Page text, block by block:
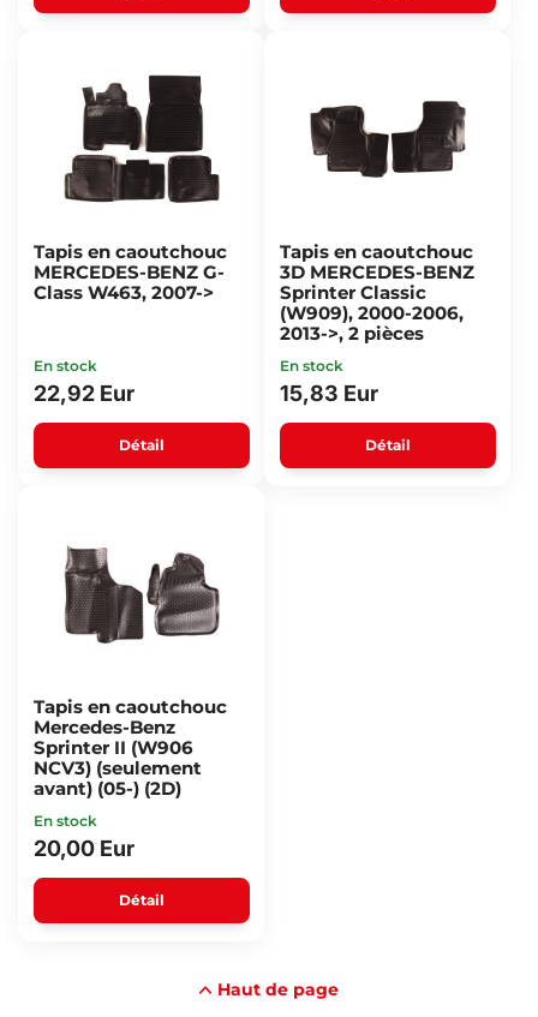
Tapis en caoutchouc
MERCEDES-BENZ G-
Class W463, 2007->
En stock
22,92 Eur
Détail
Tapis en caoutchouc
3D MERCEDES-BENZ
Sprinter Classic
(W909), 2000-2006,
2013->, 2 pièces
En stock
15,83 Eur
Détail
Tapis en caoutchouc
Mercedes-Benz
Sprinter II (W906
NCV3) (seulement
avant) (05-) (2D)
En stock
20,00 Eur
Détail
Haut de page